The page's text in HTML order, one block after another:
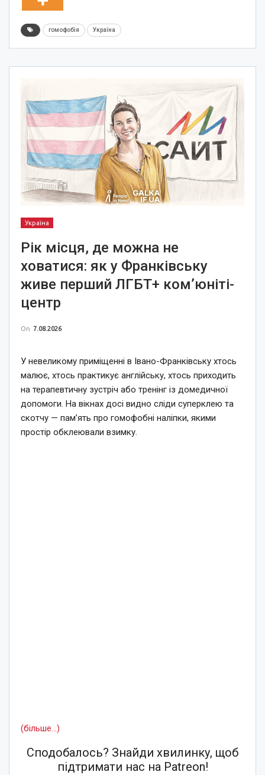
гомофобія Україна
Україна
Рік місця, де можна не
ховатися: як у Франківську
живе перший ЛГБТ+ ком’юніті-
центр
On 7.08.2026
У невеликому приміщенні в Івано-Франківську хтось
малює, хтось практикує англійську, хтось приходить
на терапевтичну зустріч або тренінг із домедичної
допомоги. На вікнах досі видно сліди суперклею та
скотчу — пам’ять про гомофобні наліпки, якими
простір обклеювали взимку.
(більше…)
Сподобалось? Знайди хвилинку, щоб
підтримати нас на Patreon!